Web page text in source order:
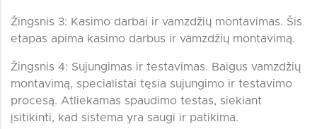
Žingsnis 3: Kasimo darbai ir vamzdžių montavimas. Šis
etapas apima kasimo darbus ir vamzdžių montavimą.
Žingsnis 4: Sujungimas ir testavimas. Baigus vamzdžių
montavimą, specialistai tęsia sujungimo ir testavimo
procesą. Atliekamas spaudimo testas, siekiant
įsitikinti, kad sistema yra saugi ir patikima.